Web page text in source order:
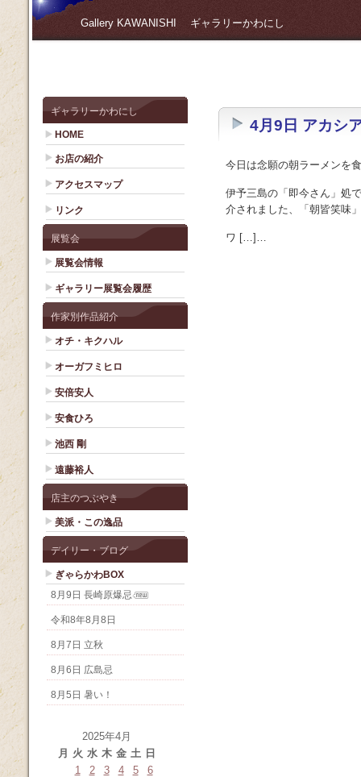
Gallery KAWANISHI ギャラリーかわにし
ギャラリーかわにし
HOME
お店の紹介
アクセスマップ
リンク
展覧会
展覧会情報
ギャラリー展覧会履歴
作家別作品紹介
オチ・キクハル
オーガフミヒロ
安倍安人
安食ひろ
池西 剛
遠藤裕人
店主のつぶやき
美派・この逸品
デイリー・ブログ
ぎゃらかわBOX
8月9日 長崎原爆忌
令和8年8月8日
8月7日 立秋
8月6日 広島忌
8月5日 暑い！
2025年4月
月
火 水 木 金 土 日
1 2 3 4 5
6
4月9日 アカシ
今日は念願の朝ラーメンを
伊予三島の「即今さん」処
介されました、「朝皆笑味
ワ […]…